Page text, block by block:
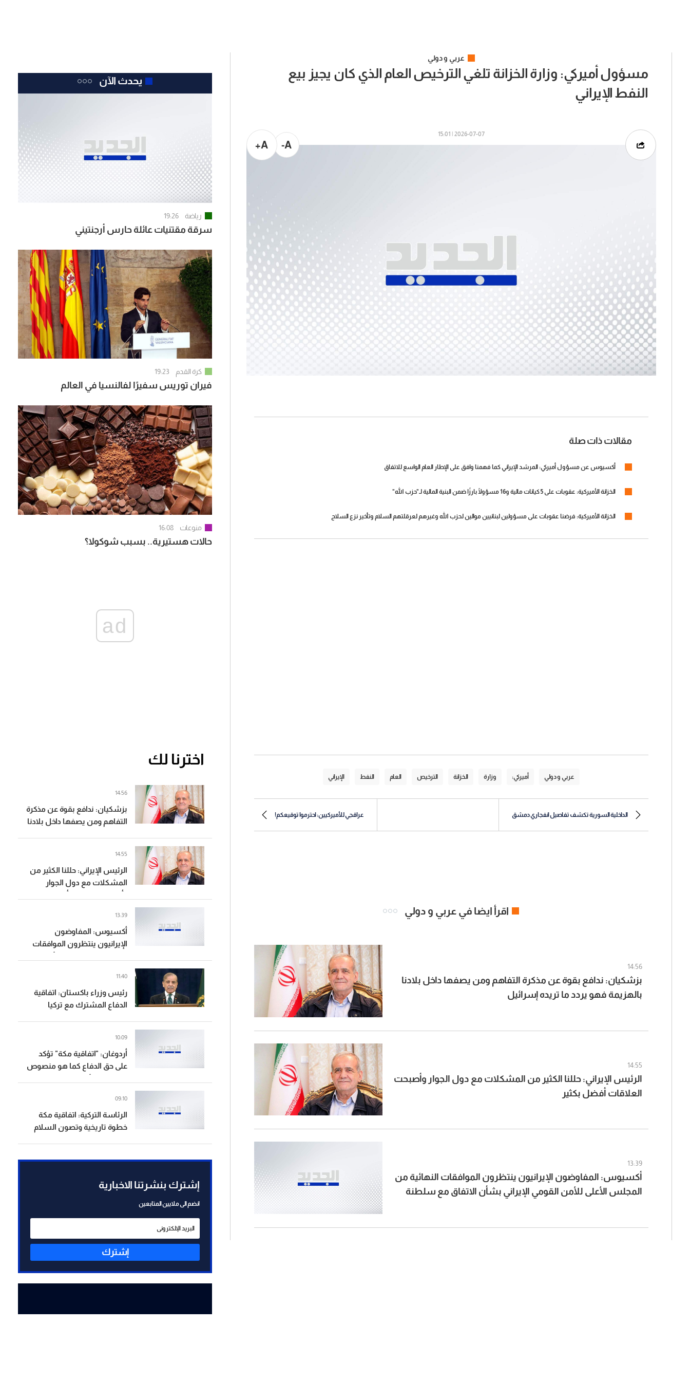
عربي و دولي
مسؤول أميركي: وزارة الخزانة تلغي الترخيص العام الذي كان يجيز بيع
النفط الإيراني
2026-07-07 | 15:01
A-
A+
مقالات ذات صلة
أكسيوس عن مسؤول أميركي: المرشد الإيراني كما فهمنا وافق على الإطار العام الواسع للاتفاق
الخزانة الأميركية: عقوبات على 5 كيانات مالية و16 مسؤولًا بارزًا ضمن البنية المالية لـ"حزب الله"
الخزانة الأميركية: فرضنا عقوبات على مسؤولين لبنانيين موالين لحزب الله وغيرهم لعرقلتهم السلام وتأخير نزع السلاح
عربي و دولي أميركي: وزارة الخزانة الترخيص العام النفط الإيراني
الداخلية السورية تكشف تفاصيل انفجاري دمشق عراقجي للأميركيين: احترموا توقيعكم!
اقرأ ايضا في عربي و دولي
14:56
بزشكيان: ندافع بقوة عن مذكرة التفاهم ومن يصفها داخل بلادنا
بالهزيمة فهو يردد ما تريده إسرائيل
14:55
الرئيس الإيراني: حللنا الكثير من المشكلات مع دول الجوار وأصبحت
العلاقات أفضل بكثير
13:39
أكسيوس: المفاوضون الإيرانيون ينتظرون الموافقات النهائية من
المجلس الأعلى للأمن القومي الإيراني بشأن الاتفاق مع سلطنة
يحدث الآن
رياضة 19:26
سرقة مقتنيات عائلة حارس أرجنتيني
كرة القدم 19:23
فيران توريس سفيرًا لفالنسيا في العالم
منوعات 16:08
حالات هستيرية.. بسبب شوكولا؟
ad
اخترنا لك
بزشكيان: ندافع بقوة عن مذكرة
التفاهم ومن يصفها داخل بلادنا
14:56
الرئيس الإيراني: حللنا الكثير من
المشكلات مع دول الجوار
14:55
أكسيوس: المفاوضون
الإيرانيون ينتظرون الموافقات
الاتفاق مع سلطنة عُمان
والولايات المتحدة
13:39
رئيس وزراء باكستان: اتفاقية
الدفاع المشترك مع تركيا
11:40
أردوغان: "اتفاقية مكة" تؤكد
على حق الدفاع كما هو منصوص
10:09
الرئاسة التركية: اتفاقية مكة
خطوة تاريخية وتصون السلام
09:10
إشترك بنشرتنا الاخبارية
انضم الى ملايين المتابعين
إشترك